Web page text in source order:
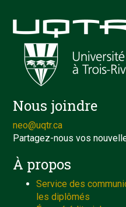
Nous joindre
neo@uqtr.ca
Partagez-nous vos
À propos
Service des
les diplômés